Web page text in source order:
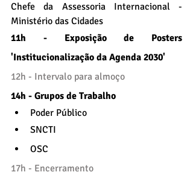
Chefe da Assessoria Internacional -
Ministério das Cidades
11h - Exposição de Posters
'Institucionalização da Agenda 2030'
12h - Intervalo para almoço
14h - Grupos de Trabalho
Poder Público
SNCTI
OSC
17h - Encerramento